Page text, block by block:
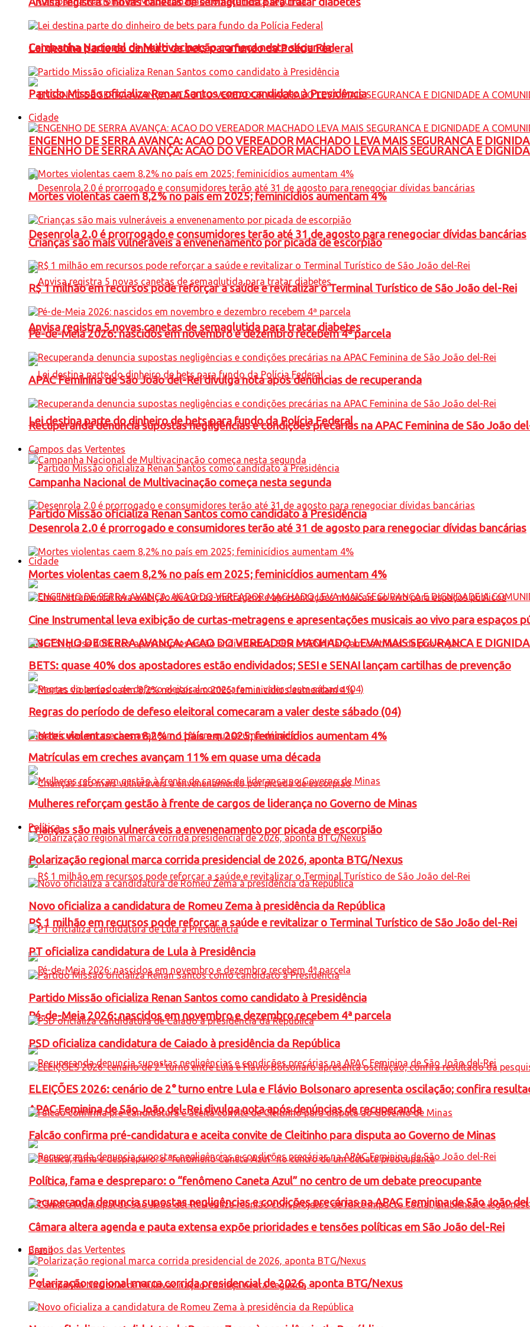
Campanha Nacional de Multivacinação começa nesta segunda
ENGENHO DE SERRA AVANÇA: ACAO DO VEREADOR MACHADO LEVA MAIS SEGURANCA E
Desenrola 2.0 é prorrogado e consumidores terão até 31 de agosto para renegociar dívidas bancárias
Anvisa registra 5 novas canetas de semaglutida para tratar diabetes
Lei destina parte do dinheiro de bets para fundo da Polícia Federal
Partido Missão oficializa Renan Santos como candidato à Presidência
Cidade
ENGENHO DE SERRA AVANÇA: ACAO DO VEREADOR MACHADO LEVA MAIS SEGURANCA E
Mortes violentas caem 8,2% no país em 2025; feminicídios aumentam 4%
Crianças são mais vulneráveis a envenenamento por picada de escorpião
R$ 1 milhão em recursos pode reforçar a saúde e revitalizar o Terminal Turístico de São João del-Rei
Pé-de-Meia 2026: nascidos em novembro e dezembro recebem 4ª parcela
APAC Feminina de São João del-Rei divulga nota após denúncias de recuperanda
Recuperanda denuncia supostas negligências e condições precárias na APAC Feminina de São João
Campos das Vertentes
Lei destina parte do dinheiro de bets para fundo da Polícia Federal
Partido Missão oficializa Renan Santos como candidato à Presidência
Cidade
ENGENHO DE SERRA AVANÇA: ACAO DO VEREADOR MACHADO LEVA MAIS SEGURANCA E
Mortes violentas caem 8,2% no país em 2025; feminicídios aumentam 4%
Crianças são mais vulneráveis a envenenamento por picada de escorpião
R$ 1 milhão em recursos pode reforçar a saúde e revitalizar o Terminal Turístico de São João del-Rei
Pé-de-Meia 2026: nascidos em novembro e dezembro recebem 4ª parcela
APAC Feminina de São João del-Rei divulga nota após denúncias de recuperanda
Recuperanda denuncia supostas negligências e condições precárias na APAC Feminina de São João
Campos das Vertentes
Campanha Nacional de Multivacinação começa nesta segunda
Desenrola 2.0 é prorrogado e consumidores terão até 31 de agosto para renegociar dívidas bancárias
Mortes violentas caem 8,2% no país em 2025; feminicídios aumentam 4%
Cine Instrumental leva exibição de curtas-metragens e apresentações musicais ao vivo para espaços
BETS: quase 40% dos apostadores estão endividados; SESI e SENAI lançam cartilhas de prevenção
Regras do período de defeso eleitoral comecaram a valer deste sábado (04)
Matrículas em creches avançam 11% em quase uma década
Mulheres reforçam gestão à frente de cargos de liderança no Governo de Minas
Política
Polarização regional marca corrida presidencial de 2026, aponta BTG/Nexus
Novo oficializa a candidatura de Romeu Zema à presidência da República
PT oficializa candidatura de Lula à Presidência
Partido Missão oficializa Renan Santos como candidato à Presidência
PSD oficializa candidatura de Caiado à presidência da República
ELEIÇÕES 2026: cenário de 2° turno entre Lula e Flávio Bolsonaro apresenta oscilação; confira
Falcão confirma pré-candidatura e aceita convite de Cleitinho para disputa ao Governo de Minas
Política, fama e despreparo: o “fenômeno Caneta Azul” no centro de um debate preocupante
Câmara altera agenda e pauta extensa expõe prioridades e tensões políticas em São João del-Rei
Brasil
Polarização regional marca corrida presidencial de 2026, aponta BTG/Nexus